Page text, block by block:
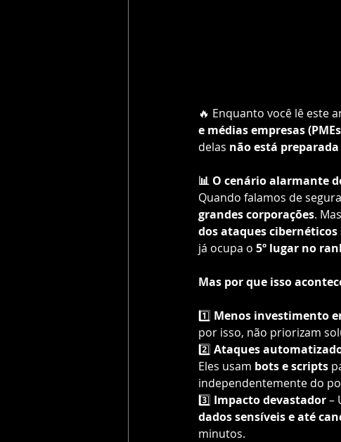
🔥 Enquanto você lê este
e médias empresas
delas não está
📊 O cenário alarmante
Quando falamos de
grandes corporações.
dos ataques cibernéticos
já ocupa o 5º lugar no
Mas por que isso
1️⃣ Menos investimento
por isso, não priorizam
2️⃣ Ataques
Eles usam bots e scripts
independentemente do
3️⃣ Impacto devastador –
dados sensíveis e até
minutos.